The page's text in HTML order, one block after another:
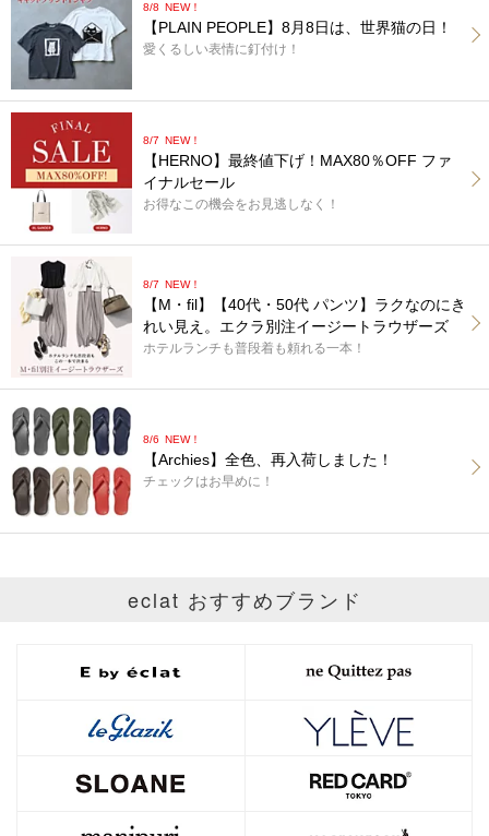
8/8 NEW！
【PLAIN PEOPLE】8月8日は、世界猫の日！
愛くるしい表情に釘付け！
8/7 NEW！
【HERNO】最終値下げ！MAX80％OFF ファ
イナルセール
お得なこの機会をお見逃しなく！
8/7 NEW！
【M・fil】【40代・50代 パンツ】ラクなのにき
れい見え。エクラ別注イージートラウザーズ
ホテルランチも普段着も頼れる一本！
8/6 NEW！
【Archies】全色、再入荷しました！
チェックはお早めに！
eclat おすすめブランド